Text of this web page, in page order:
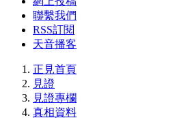
聯繫我們
RSS訂閱
天音播客
正見首頁
見證
見證專欄
真相資料